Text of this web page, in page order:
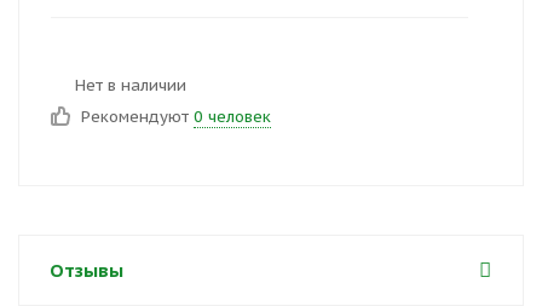
Нет в наличии
Рекомендуют 0 человек
Отзывы